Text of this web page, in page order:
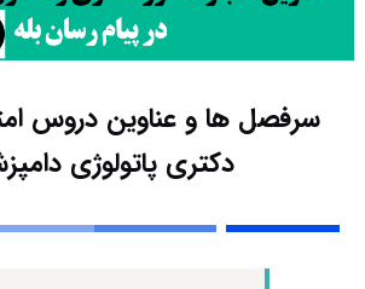
سرفصل ها و عناوین دروس
دکتری پاتولوژی